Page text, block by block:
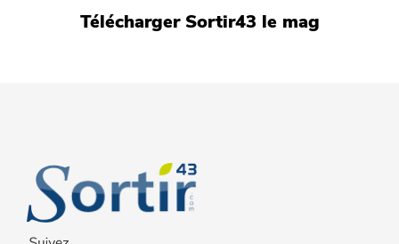
Télécharger Sortir43 le mag